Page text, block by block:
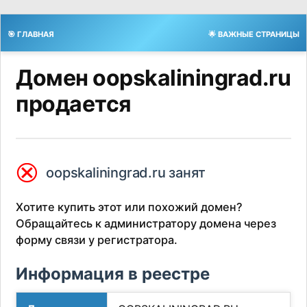
🎯 ГЛАВНАЯ 🌟 ВАЖНЫЕ СТРАНИЦЫ
Домен oopskaliningrad.ru
продается
⮿ oopskaliningrad.ru занят
Хотите купить этот или похожий домен?
Обращайтесь к администратору домена через
форму связи у регистратора.
Информация в реестре